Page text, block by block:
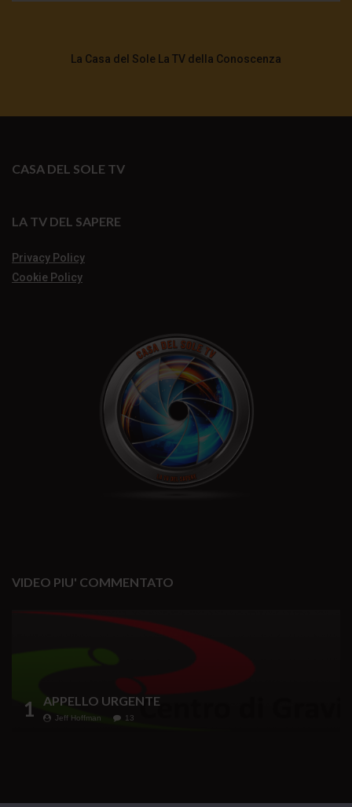
La Casa del Sole La TV della Conoscenza
CASA DEL SOLE TV
LA TV DEL SAPERE
Privacy Policy
Cookie Policy
VIDEO PIU' COMMENTATO
1 APPELLO URGENTE
Jeff Hoffman 13